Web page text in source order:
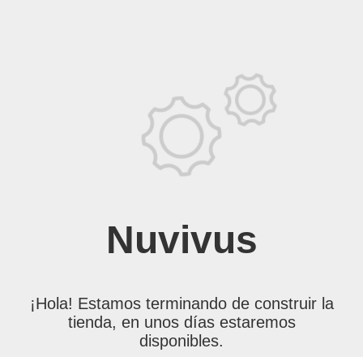
Nuvivus
¡Hola! Estamos terminando de construir la
tienda, en unos días estaremos
disponibles.